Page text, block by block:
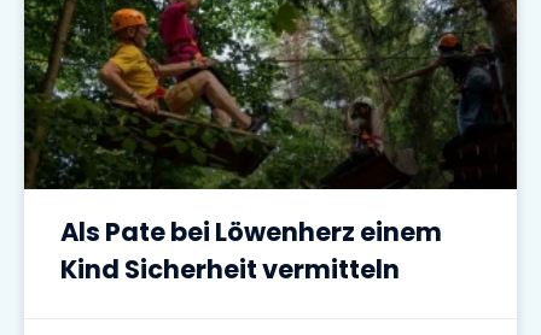
Als Pate bei Löwenherz einem
Kind Sicherheit vermitteln